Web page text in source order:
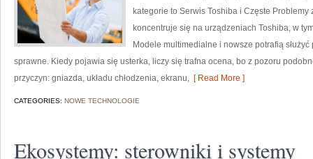
kategorie to Serwis Toshiba i Częste
koncentruje się na urządzeniach Toshiba, w
Modele multimedialne i nowsze potrafią
sprawne. Kiedy pojawia się usterka, liczy się trafna ocena, bo z pozoru
przyczyn: gniazda, układu chłodzenia, ekranu, [ Read More ]
CATEGORIES: NOWE TECHNOLOGIE
Ekosystemy: sterowniki i systemy